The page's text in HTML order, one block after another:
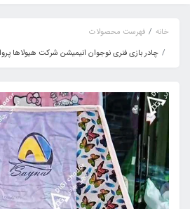
خانه
فهرست محصولات
چادر بازی فنری نوجوان انیمیشن شرکت هیولاها